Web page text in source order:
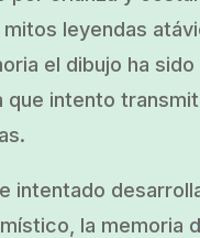
leyendas
el dibujo ha sido
que intento
intentado
la memoria